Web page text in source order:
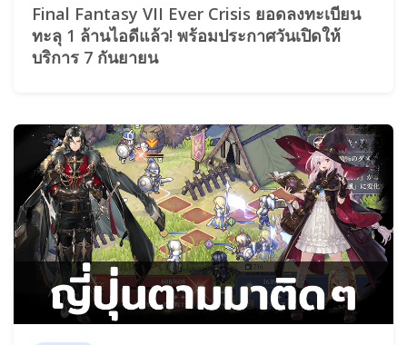
Final Fantasy VII Ever Crisis ยอดลงทะเบียน
ทะลุ 1 ล้านไอดีแล้ว! พร้อมประกาศวันเปิดให้
บริการ 7 กันยายน